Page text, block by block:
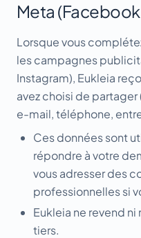
Meta
Lorsque vous
les campagnes
Instagram), Eukleia
avez choisi de
e-mail, téléphone,
Ces données sont
répondre à votre
vous adresser des
professionnelles si
Eukleia ne revend
tiers.